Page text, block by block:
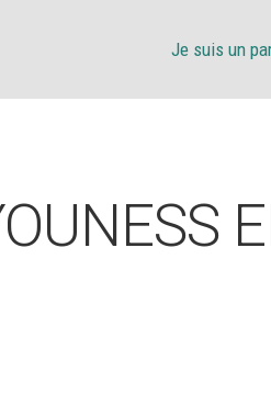
Je suis un